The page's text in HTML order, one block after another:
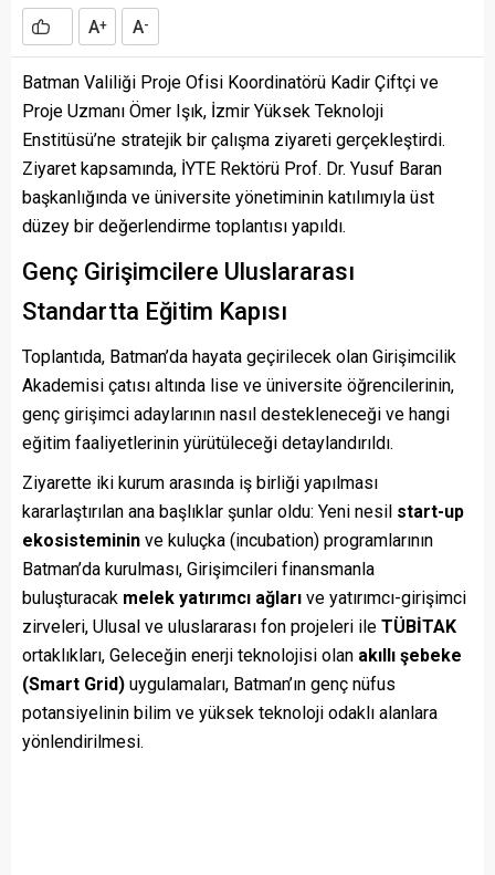
A+ A-
Batman Valiliği Proje Ofisi Koordinatörü Kadir Çiftçi ve
Proje Uzmanı Ömer Işık, İzmir Yüksek Teknoloji
Enstitüsü’ne stratejik bir çalışma ziyareti gerçekleştirdi.
Ziyaret kapsamında, İYTE Rektörü Prof. Dr. Yusuf Baran
başkanlığında ve üniversite yönetiminin katılımıyla üst
düzey bir değerlendirme toplantısı yapıldı.
Genç Girişimcilere Uluslararası
Standartta Eğitim Kapısı
Toplantıda, Batman’da hayata geçirilecek olan Girişimcilik
Akademisi çatısı altında lise ve üniversite öğrencilerinin,
genç girişimci adaylarının nasıl destekleneceği ve hangi
eğitim faaliyetlerinin yürütüleceği detaylandırıldı.
Ziyarette iki kurum arasında iş birliği yapılması
kararlaştırılan ana başlıklar şunlar oldu: Yeni nesil start-up
ekosisteminin ve kuluçka (incubation) programlarının
Batman’da kurulması, Girişimcileri finansmanla
buluşturacak melek yatırımcı ağları ve yatırımcı-girişimci
zirveleri, Ulusal ve uluslararası fon projeleri ile TÜBİTAK
ortaklıkları, Geleceğin enerji teknolojisi olan akıllı şebeke
(Smart Grid) uygulamaları, Batman’ın genç nüfus
potansiyelinin bilim ve yüksek teknoloji odaklı alanlara
yönlendirilmesi.